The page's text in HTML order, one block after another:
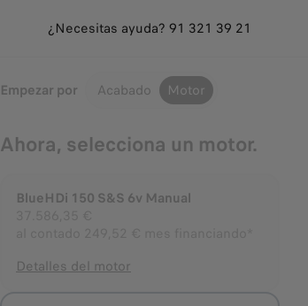
¿Necesitas ayuda? 91 321 39 21
Empezar por Acabado Motor
Ahora, selecciona un motor.
BlueHDi 150 S&S 6v Manual
Detalles del motor